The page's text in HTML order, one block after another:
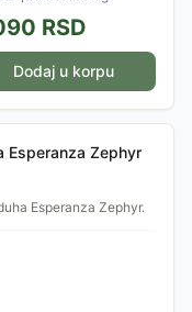
RSD
Dodaj u korpu
Esperanza Zephyr
Esperanza Zephyr.